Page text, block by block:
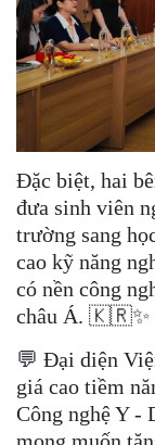
Đặc biệt, hai
đưa sinh viên
trường sang
cao kỹ năng
có nền công
châu Á. 🇰🇷✨
💬 Đại diện
giá cao tiềm
Công nghệ Y -